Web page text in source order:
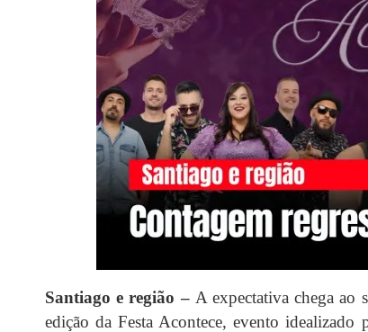
Santiago e região – A expectativa chega ao
edição da Festa Acontece, evento idealizado